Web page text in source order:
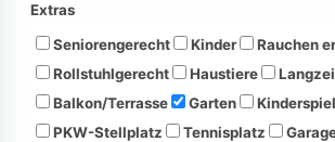
Extras
Seniorengerecht
Kinder
Rauchen
Rollstuhlgerecht
Haustiere
Balkon/Terrasse
Garten
PKW-Stellplatz
Tennisplatz